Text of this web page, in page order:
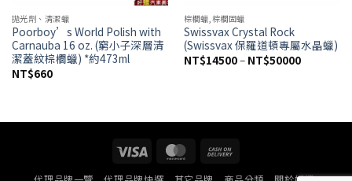
拋光劑、清潔蠟
Poorboy’s World Polish with
Carnauba 16 oz. (窮小子深層清
潔蓋紋棕櫚蠟) *約473ml
NT$660
棕櫚蠟,棕櫚固蠟
Swissvax Crystal Rock
(Swissvax 保羅道頓專屬水晶蠟)
NT$14500– NT$50000價
格
NT$50000
Visa MasterCard